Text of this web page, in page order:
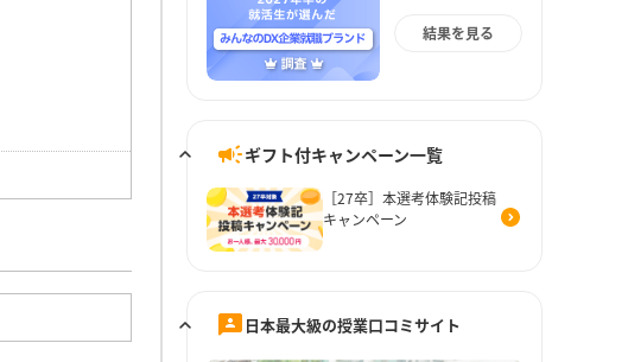
結果を見る
ギフト付キャンペーン一覧
［27卒］本選考体験記投稿
キャンペーン
日本最大級の授業口コミサイト